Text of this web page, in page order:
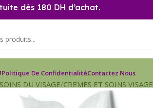
dès 180 DH d’achat.
Politique De ConfidentialitéContactez Nous
SOINS DU VISAGE CREMES ET SOINS VISAGE